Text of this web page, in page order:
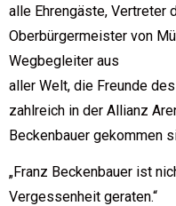
alle Ehrengäste, Vertreter
Oberbürgermeister von
Wegbegleiter aus
aller Welt, die Freunde
zahlreich in der Allianz
Beckenbauer gekommen
„Franz Beckenbauer ist
Vergessenheit geraten.“